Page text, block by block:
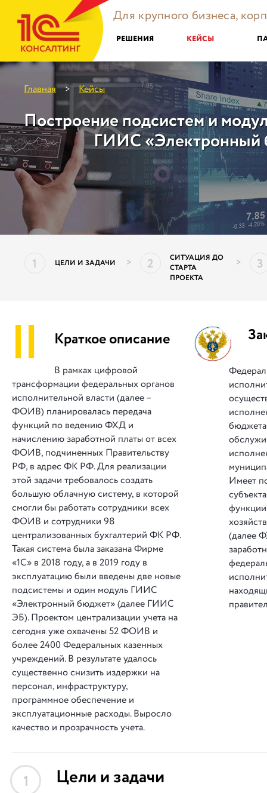
Для крупного бизнеса,
РЕШЕНИЯ КЕЙСЫ
Главная > Кейсы
Построение подсистем и
ГИИС
1 ЦЕЛИ И ЗАДАЧИ > 2
СИТУАЦИЯ ДО
СТАРТА
ПРОЕКТА
> 3
|| Краткое описание
В рамках цифровой
трансформации федеральных органов
исполнительной власти (далее –
ФОИВ) планировалась передача
функций по ведению ФХД и
начислению заработной платы от всех
ФОИВ, подчиненных Правительству
РФ, в адрес ФК РФ. Для реализации
этой задачи требовалось создать
большую облачную систему, в которой
смогли бы работать сотрудники всех
ФОИВ и сотрудники 98
централизованных бухгалтерий ФК РФ.
Такая система была заказана Фирме
«1С» в 2018 году, а в 2019 году в
эксплуатацию были введены две новые
подсистемы и один модуль ГИИС
«Электронный бюджет» (далее ГИИС
ЭБ). Проектом централизации учета на
сегодня уже охвачены 52 ФОИВ и
более 2400 Федеральных казенных
учреждений. В результате удалось
существенно снизить издержки на
персонал, инфраструктуру,
программное обеспечение и
эксплуатационные расходы. Выросло
качество и прозрачность учета.
Имеет
(далее
1 Цели и задачи